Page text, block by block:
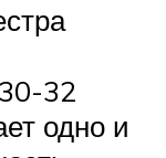
32
одно и